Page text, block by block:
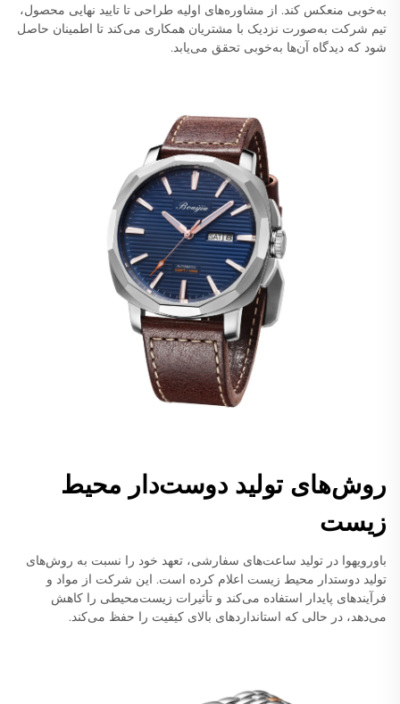
به‌خوبی منعکس کند. از مشاوره‌های اولیه طراحی تا تایید نهایی محصول،
تیم شرکت به‌صورت نزدیک با مشتریان همکاری می‌کند تا اطمینان حاصل
شود که دیدگاه آن‌ها به‌خوبی تحقق می‌یابد.
روش‌های تولید دوست‌دار محیط
زیست
باورویهوا در تولید ساعت‌های سفارشی، تعهد خود را نسبت به روش‌های
تولید دوستدار محیط زیست اعلام کرده است. این شرکت از مواد و
فرآیندهای پایدار استفاده می‌کند و تأثیرات زیست‌محیطی را کاهش
می‌دهد، در حالی که استانداردهای بالای کیفیت را حفظ می‌کند.